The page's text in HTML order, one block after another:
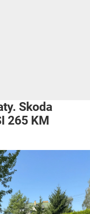
Skoda
265 KM